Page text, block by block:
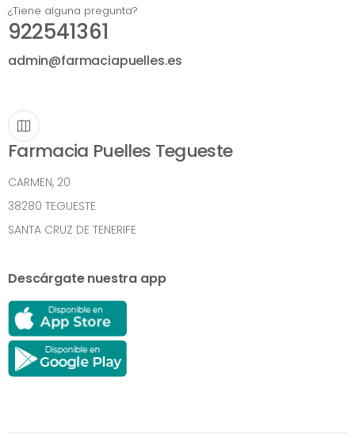
¿Tiene alguna pregunta?
922541361
admin@farmaciapuelles.es
Farmacia Puelles Tegueste
CARMEN, 20
38280 TEGUESTE
SANTA CRUZ DE TENERIFE
Descárgate nuestra app